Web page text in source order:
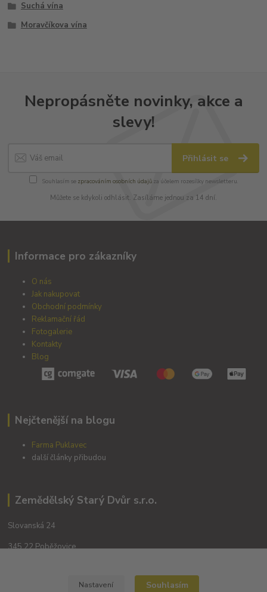
Suchá vína
Moravčíkova vína
Nepropásněte novinky, akce a
slevy!
Přihlásit se
Souhlasím se zpracováním osobních údajůza účelem rozesílky newsletteru.
Můžete se kdykoli odhlásit. Zasíláme jednou za 14 dní.
Informace pro zákazníky
O nás
Jak nakupovat
Obchodní podmínky
Reklamační řád
Fotogalerie
Kontakty
Blog
Nejčtenější na blogu
Farma Puklavec
další články přibudou
Zemědělský Starý Dvůr s.r.o.
Slovanská 24
345 22 Poběžovice
Nastavení Souhlasím